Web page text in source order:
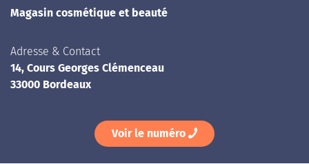
Magasin cosmétique et beauté
Adresse & Contact
14, Cours Georges Clémenceau
33000 Bordeaux
Voir le numéro